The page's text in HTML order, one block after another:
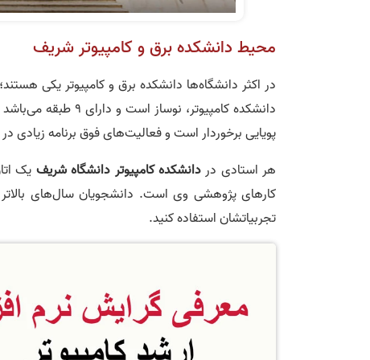
محیط دانشکده برق و کامپیوتر شریف
در اکثر دانشگاه‌ها دانشکده برق و کامپیوتر یکی
دانشکده
پویایی برخوردار است و فعالیت‌های فوق برنامه
هر استادی دردانشکده کامپیوتر دانشگاه شریف یک
کارهای پژوهشی وی است. دانشجویان سال‌های بالاتر
تجربیاتشان استفاده کنید.